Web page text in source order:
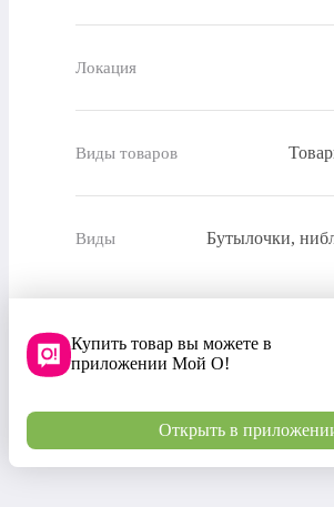
Локация
Виды товаров
Виды Бутылочки,
Купить товар вы можете в
приложении Мой О!
Открыть в